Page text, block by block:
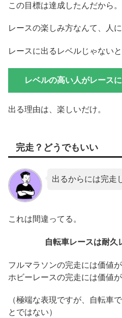
この目標は達成したんだから。
レースの楽しみ方なんて、人に
レースに出るレベルじゃない
レベルの高い人がレース
出る理由は、楽しいだけ。
完走？どうでもいい
出るからには完走
これは間違ってる。
自転車レースは耐久
フルマラソンの完走には価値
ホビーレースの完走には価値が
（極端な表現ですが、自転車
とではない）